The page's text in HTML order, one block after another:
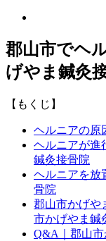
郡山市でヘ
げやま鍼灸
【もくじ】
ヘルニアの原
ヘルニアが進
鍼灸接骨院
ヘルニアを放
骨院
郡山市かげや
市かげやま鍼
Q&A｜郡山